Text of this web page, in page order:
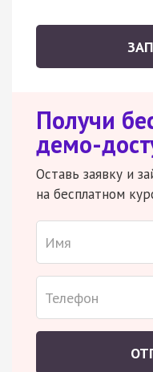
Получи
демо-
Оставь заявку и
на бесплатном